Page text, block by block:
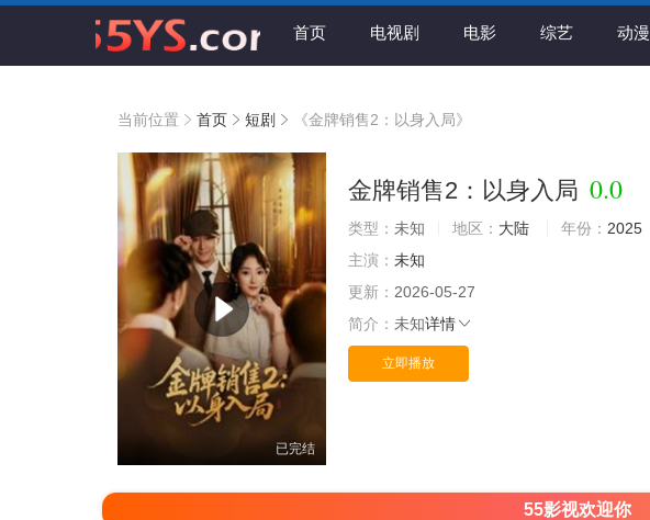
首页 电视剧 电影 综艺 动漫
当前位置 首页 短剧 《金牌销售2：以身入局》
已完结
金牌销售2：以身入局 0.0
类型： 未知 地区： 大陆 年份： 2025
主演： 未知
更新： 2026-05-27
简介： 未知详情
立即播放
55影视欢迎你